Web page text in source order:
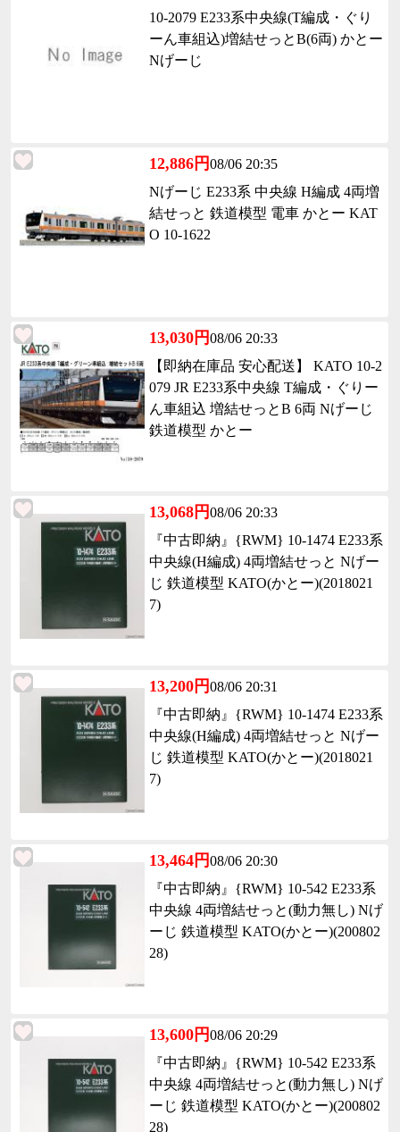
10-2079 E233系中央線(T編成・ぐり
ーん車組込)増結せっとB(6両) かとー
Nげーじ
12,886円08/06 20:35
Nげーじ E233系 中央線 H編成 4両増
結せっと 鉄道模型 電車 かとー KAT
O 10-1622
13,030円08/06 20:33
【即納在庫品 安心配送】 KATO 10-2
079 JR E233系中央線 T編成・ぐりー
ん車組込 増結せっとB 6両 Nげーじ
鉄道模型 かとー
13,068円08/06 20:33
『中古即納』{RWM} 10-1474 E233系
中央線(H編成) 4両増結せっと Nげー
じ 鉄道模型 KATO(かとー)(2018021
7)
13,200円08/06 20:31
『中古即納』{RWM} 10-1474 E233系
中央線(H編成) 4両増結せっと Nげー
じ 鉄道模型 KATO(かとー)(2018021
7)
13,464円08/06 20:30
『中古即納』{RWM} 10-542 E233系
中央線 4両増結せっと(動力無し) Nげ
ーじ 鉄道模型 KATO(かとー)(200802
28)
13,600円08/06 20:29
『中古即納』{RWM} 10-542 E233系
中央線 4両増結せっと(動力無し) Nげ
ーじ 鉄道模型 KATO(かとー)(200802
28)